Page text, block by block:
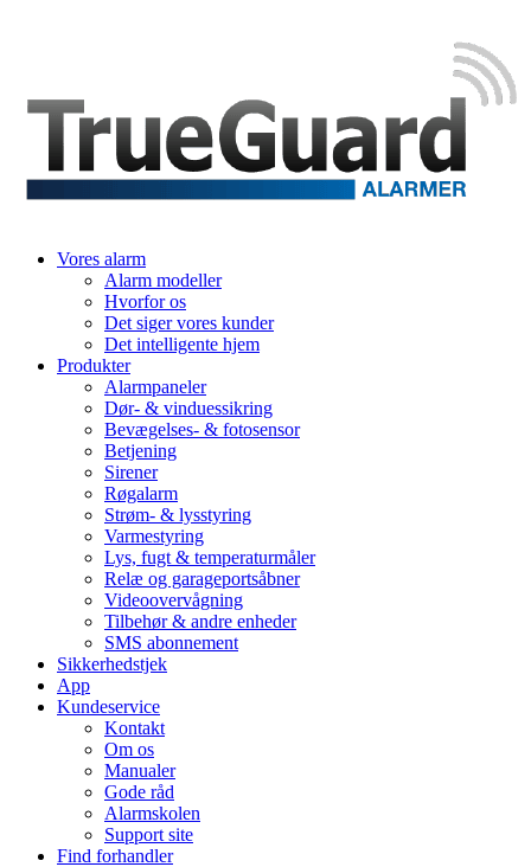
Vores alarm
Alarm modeller
Hvorfor os
Det siger vores kunder
Det intelligente hjem
Produkter
Alarmpaneler
Dør- & vinduessikring
Bevægelses- & fotosensor
Betjening
Sirener
Røgalarm
Strøm- & lysstyring
Varmestyring
Lys, fugt & temperaturmåler
Relæ og garageportsåbner
Videoovervågning
Tilbehør & andre enheder
SMS abonnement
Sikkerhedstjek
App
Kundeservice
Kontakt
Om os
Manualer
Gode råd
Alarmskolen
Support site
Find forhandler